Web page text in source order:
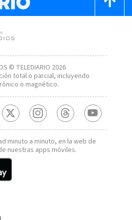
© TELEDIARIO 2026
total o parcial, incluyendo
o magnético.
minuto a minuto, en la web de
nuestras apps móviles.